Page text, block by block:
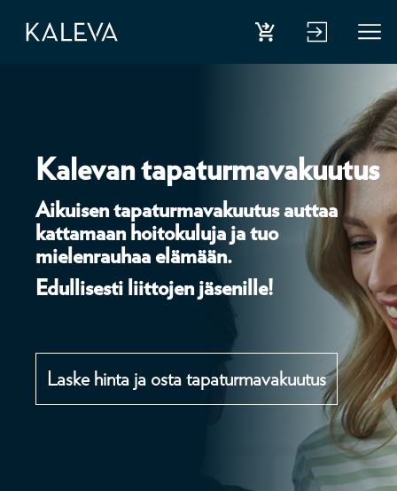
Kalevan tapaturmavakuutus
Aikuisen tapaturmavakuutus auttaa
kattamaan hoitokuluja ja tuo
mielenrauhaa elämään.
Edullisesti liittojen jäsenille!
Laske hinta ja osta tapaturmavakuutus